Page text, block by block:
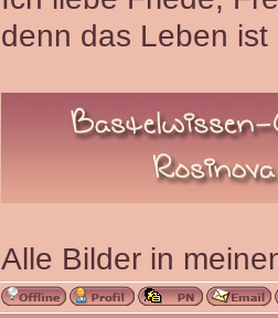
denn das Leben
Alle Bilder in